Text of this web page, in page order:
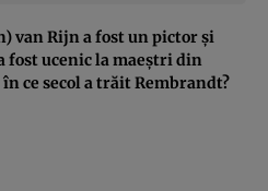
van Rijn a fost un pictor și
fost ucenic la maeștri din
ce secol a trăit Rembrandt?